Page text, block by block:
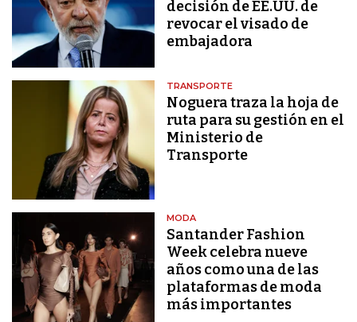
decisión de EE.UU. de
revocar el visado de
embajadora
TRANSPORTE
Noguera traza la hoja de
ruta para su gestión en el
Ministerio de
Transporte
MODA
Santander Fashion
Week celebra nueve
años como una de las
plataformas de moda
más importantes